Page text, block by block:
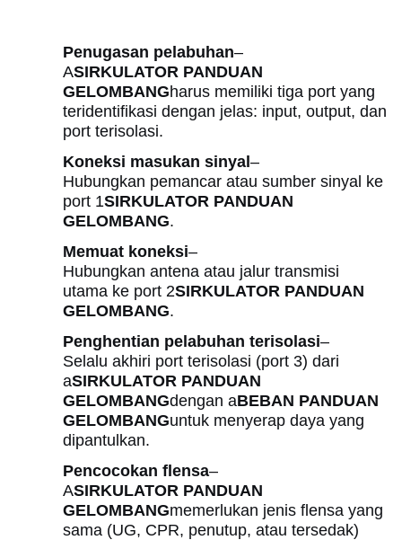
Penugasan pelabuhan–
ASIRKULATOR PANDUAN
GELOMBANGharus memiliki tiga port yang
teridentifikasi dengan jelas: input, output, dan
port terisolasi.
Koneksi masukan sinyal –
Hubungkan pemancar atau sumber sinyal ke
port 1SIRKULATOR PANDUAN
GELOMBANG.
Memuat koneksi–
Hubungkan antena atau jalur transmisi
utama ke port 2SIRKULATOR PANDUAN
GELOMBANG.
Penghentian pelabuhan terisolasi–
Selalu akhiri port terisolasi (port 3) dari
aSIRKULATOR PANDUAN
GELOMBANGdengan aBEBAN PANDUAN
GELOMBANGuntuk menyerap daya yang
dipantulkan.
Pencocokan flensa–
ASIRKULATOR PANDUAN
GELOMBANGmemerlukan jenis flensa yang
sama (UG, CPR, penutup, atau tersedak)